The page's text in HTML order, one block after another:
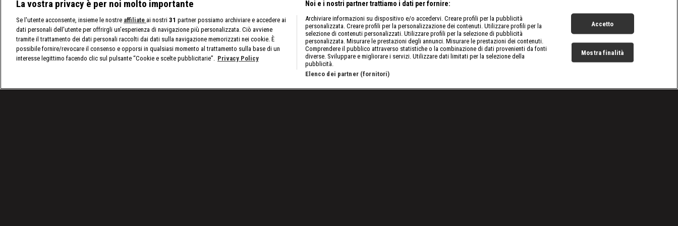
La vostra privacy è per noi molto importante
Se l'utente acconsente, insieme le nostre affiliate ai nostri 31 partner possiamo archiviare e accedere ai
dati personali dell'utente per offrirgli un'esperienza di navigazione più personalizzata. Ciò avviene
tramite il trattamento dei dati personali raccolti dai dati sulla navigazione memorizzati nei cookie. È
possibile fornire/revocare il consenso e opporsi in qualsiasi momento al trattamento sulla base di un
interesse legittimo facendo clic sul pulsante “Cookie e scelte pubblicitarie”. Privacy Policy
Noi e i nostri partner trattiamo i dati per fornire:
Archiviare informazioni su dispositivo e/o accedervi. Creare profili per la pubblicità
personalizzata. Creare profili per la personalizzazione dei contenuti. Utilizzare profili per la
selezione di contenuti personalizzati. Utilizzare profili per la selezione di pubblicità
personalizzata. Misurare le prestazioni degli annunci. Misurare le prestazioni dei contenuti.
Comprendere il pubblico attraverso statistiche o la combinazione di dati provenienti da fonti
diverse. Sviluppare e migliorare i servizi. Utilizzare dati limitati per la selezione della
pubblicità.
Elenco dei partner (fornitori)
Accetto
Mostra finalità